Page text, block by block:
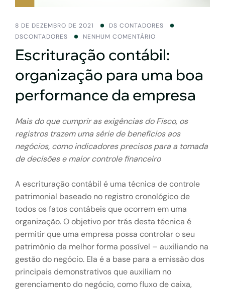
8 DE DEZEMBRO DE 2021
DS CONTADORES
DSCONTADORES
NENHUM COMENTÁRIO
Escrituração contábil:
organização para uma boa
performance da empresa
Mais do que cumprir as exigências do Fisco, os
registros trazem uma série de benefícios aos
negócios, como indicadores precisos para a tomada
de decisões e maior controle financeiro
A escrituração contábil é uma técnica de controle
patrimonial baseado no registro cronológico de
todos os fatos contábeis que ocorrem em uma
organização. O objetivo por trás desta técnica é
permitir que uma empresa possa controlar o seu
patrimônio da melhor forma possível – auxiliando na
gestão do negócio. Ela é a base para a emissão dos
principais demonstrativos que auxiliam no
gerenciamento do negócio, como fluxo de caixa,